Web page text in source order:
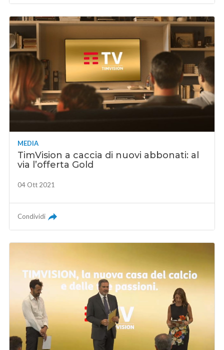
MEDIA
TimVision a caccia di nuovi abbonati: al
via l’offerta Gold
04 Ott 2021
Condividi